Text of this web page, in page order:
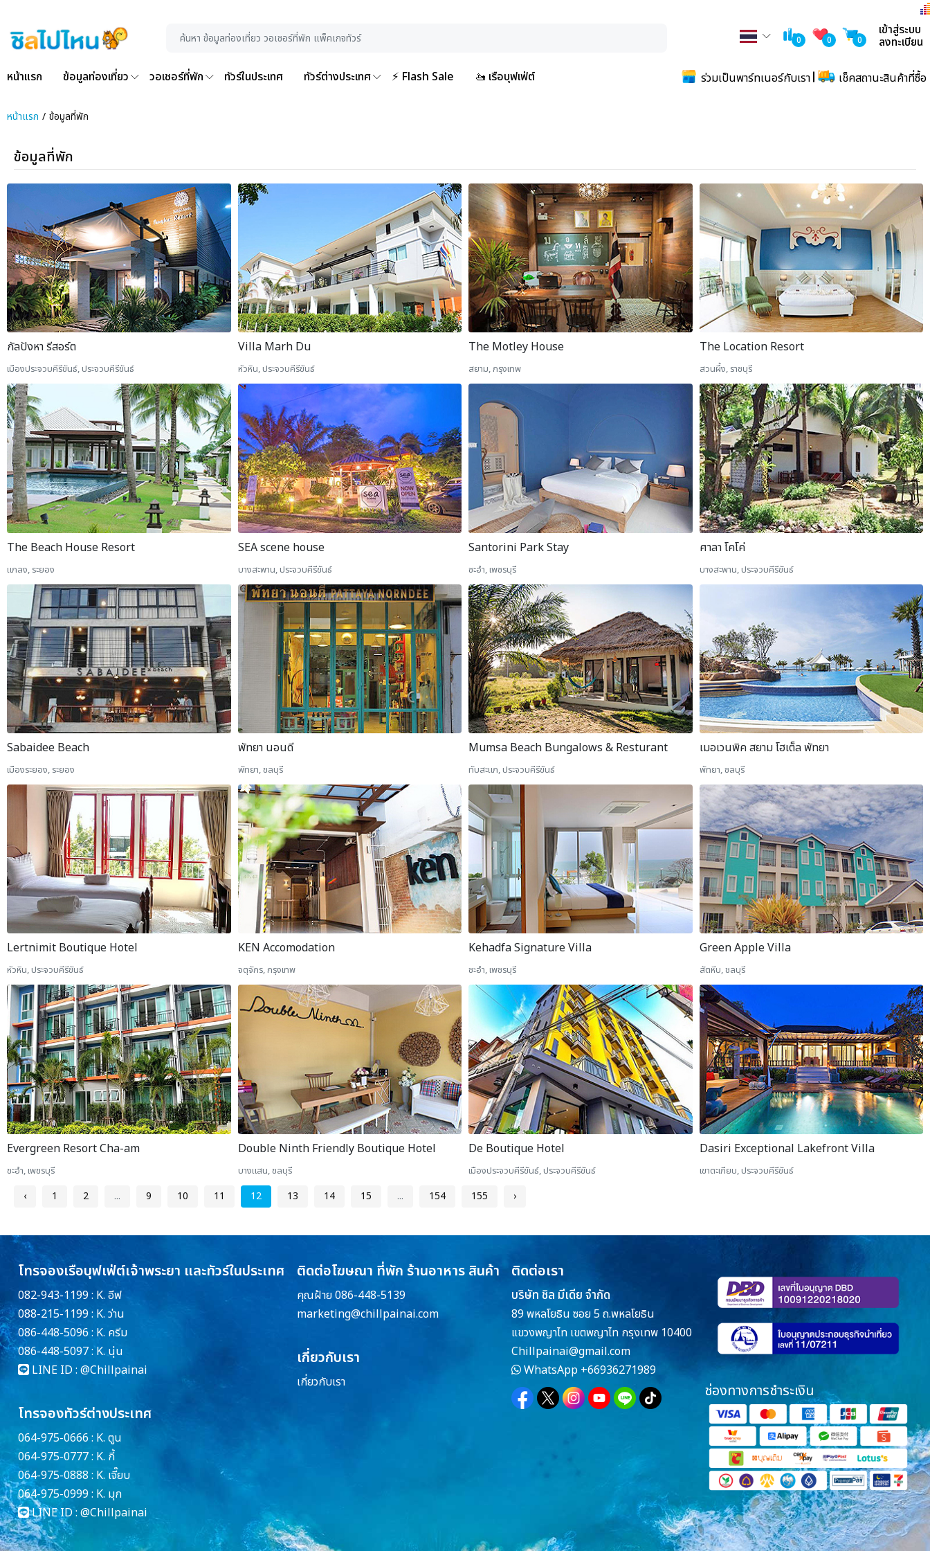
0 0 0
เข้าสู่ระบบ
ลงทะเบียน
หน้าแรก ข้อมูลท่องเที่ยว วอเชอร์ที่พัก ทัวร์ในประเทศ ทัวร์ต่างประเทศ ⚡ Flash Sale 🚤 เรือบุฟเฟ่ต์ ร่วมเป็นพาร์ทเนอร์กับเรา เช็คสถานะสินค้าที่ซื้อ
หน้าแรก ข้อมูลที่พัก
ข้อมูลที่พัก
กัลปังหา รีสอร์ต
เมืองประจวบคีรีขันธ์, ประจวบคีรีขันธ์
Villa Marh Du
หัวหิน, ประจวบคีรีขันธ์
The Motley House
สยาม, กรุงเทพ
The Location Resort
สวนผึ้ง, ราชบุรี
The Beach House Resort
แกลง, ระยอง
SEA scene house
บางสะพาน, ประจวบคีรีขันธ์
Santorini Park Stay
ชะอำ, เพชรบุรี
ศาลา โคโค่
บางสะพาน, ประจวบคีรีขันธ์
Sabaidee Beach
เมืองระยอง, ระยอง
พัทยา นอนดี
พัทยา, ชลบุรี
Mumsa Beach Bungalows & Resturant
ทับสะแก, ประจวบคีรีขันธ์
เมอเวนพิค สยาม โฮเต็ล พัทยา
พัทยา, ชลบุรี
Lertnimit Boutique Hotel
หัวหิน, ประจวบคีรีขันธ์
KEN Accomodation
จตุจักร, กรุงเทพ
Kehadfa Signature Villa
ชะอำ, เพชรบุรี
Green Apple Villa
สัตหีบ, ชลบุรี
Evergreen Resort Cha-am
ชะอำ, เพชรบุรี
Double Ninth Friendly Boutique Hotel
บางแสน, ชลบุรี
De Boutique Hotel
เมืองประจวบคีรีขันธ์, ประจวบคีรีขันธ์
Dasiri Exceptional Lakefront Villa
เขาตะเกียบ, ประจวบคีรีขันธ์
‹ 1 2 ... 9 10 11 12 13 14 15 ... 154 155 ›
โทรจองเรือบุฟเฟ่ต์เจ้าพระยา และทัวร์ในประเทศ
082-943-1199 : K. อีฟ
088-215-1199 : K. ว่าน
086-448-5096 : K. ครีม
086-448-5097 : K. นุ่น
LINE ID : @Chillpainai
โทรจองทัวร์ต่างประเทศ
064-975-0666 : K. ตูน
064-975-0777 : K. กี้
064-975-0888 : K. เจี๊ยบ
064-975-0999 : K. มุก
LINE ID : @Chillpainai
ติดต่อโฆษณา ที่พัก ร้านอาหาร สินค้า
คุณฝ้าย 086-448-5139
marketing@chillpainai.com
เกี่ยวกับเรา
เกี่ยวกับเรา
ติดต่อเรา
บริษัท ชิล มีเดีย จำกัด
89 พหลโยธิน ซอย 5 ถ.พหลโยธิน
แขวงพญาไท เขตพญาไท กรุงเทพ 10400
Chillpainai@gmail.com
WhatsApp +66936271989
ช่องทางการชำระเงิน